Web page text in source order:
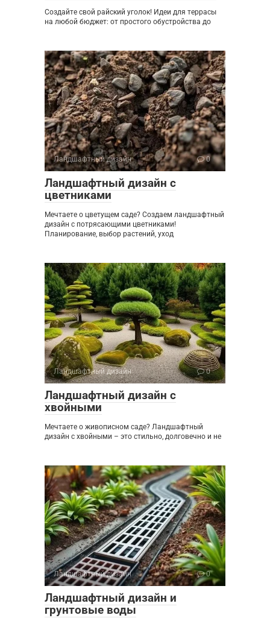
Создайте свой райский уголок! Идеи для террасы
на любой бюджет: от простого обустройства до
Ландшафтный дизайн 0
Ландшафтный дизайн с
цветниками
Мечтаете о цветущем саде? Создаем ландшафтный
дизайн с потрясающими цветниками!
Планирование, выбор растений, уход
Ландшафтный дизайн 0
Ландшафтный дизайн с
хвойными
Мечтаете о живописном саде? Ландшафтный
дизайн с хвойными – это стильно, долговечно и не
Ландшафтный дизайн 0
Ландшафтный дизайн и
грунтовые воды